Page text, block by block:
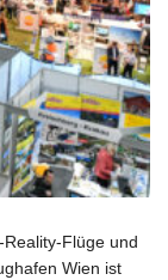
Flüge und
Wien ist